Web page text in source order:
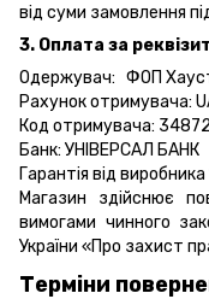
від суми замовлення
3. Оплата за
Одержувач: ФОП
Рахунок отримувача:
Код отримувача:
Банк: УНІВЕРСАЛ БАНК
Гарантія від виробника
Магазин здійснює
вимогами чинного
України «Про захист
Терміни